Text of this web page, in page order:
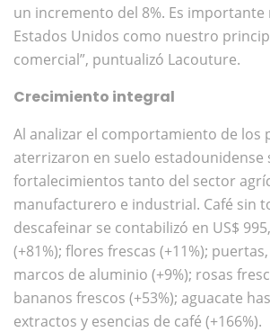
un incremento del 8%. Es importante
Estados Unidos como nuestro
comercial”, puntualizó Lacouture.
Crecimiento integral
Al analizar el comportamiento de los
aterrizaron en suelo estadounidense
fortalecimientos tanto del sector
manufacturero e industrial. Café sin
descafeinar se contabilizó en US$
(+81%); flores frescas (+11%);
marcos de aluminio (+9%); rosas
bananos frescos (+53%); aguacate
extractos y esencias de café (+166%).